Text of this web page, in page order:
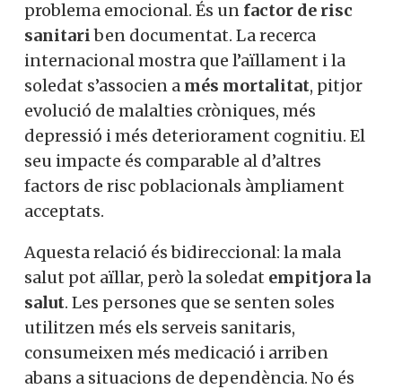
problema emocional. És un factor de risc
sanitariben documentat. La recerca
internacional mostra que l’aïllament i la
soledat s’associen a més mortalitat, pitjor
evolució de malalties cròniques, més
depressió i més deteriorament cognitiu. El
seu impacte és comparable al d’altres
factors de risc poblacionals àmpliament
acceptats.
Aquesta relació és bidireccional: la mala
salut pot aïllar, però la soledat empitjora la
salut. Les persones que se senten soles
utilitzen més els serveis sanitaris,
consumeixen més medicació i arriben
abans a situacions de dependència. No és